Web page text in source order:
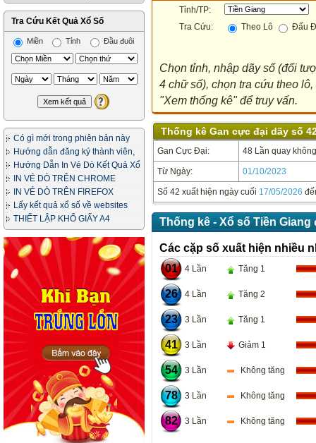
Tra Cứu Kết Quả Xổ Số
Miền Tỉnh Đầu đuôi
Có gì mới trong phiên bản này
Hướng dẫn đăng ký thành viên,
in vé dò
Hướng Dẫn In Vé Dò Kết Quả Xổ
SốIN VÉ DÒ TRÊN CHROME
IN VÉ DÒ TRÊN FIREFOX
Lấy kết quả xổ số về websites
của bạn
THIẾT LẬP KHỔ GIẤY A4
Tỉnh/TP:
Tra Cứu:
Theo Lô Đấu
Chọn tỉnh, nhập dãy số (đối
4 chữ số), chọn tra cứu theo
"Xem thống kê" để truy vấn.
Thống kê Gan cực đại dãy số
Gan Cực Đại: 48 Lần quay
Từ Ngày: 01/10/2023
Số 42 xuất hiện ngày cuối 17/05/2026
Thống kê - Xổ số Tiền Giang
Các cặp số xuất hiện nhiều
01
4 Lần Tăng 1
26 4 Lần Tăng 2
23 3 Lần Tăng 1
41 3 Lần Giảm 1
54 3 Lần Không tăng
78 3 Lần Không tăng
82 3 Lần Không tăng